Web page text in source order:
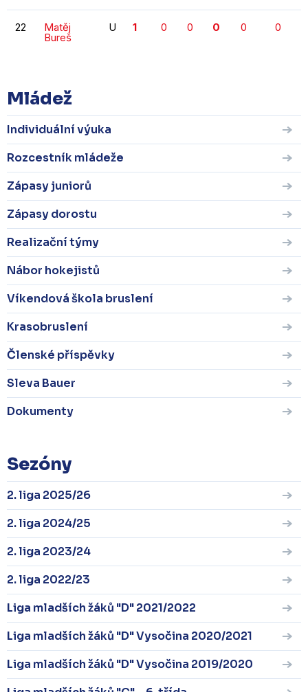
22 Matěj
Bureš
U 1 0 0 0 0 0
Mládež
Individuální výuka
Rozcestník mládeže
Zápasy juniorů
Zápasy dorostu
Realizační týmy
Nábor hokejistů
Víkendová škola bruslení
Krasobruslení
Členské příspěvky
Sleva Bauer
Dokumenty
Sezóny
2. liga 2025/26
2. liga 2024/25
2. liga 2023/24
2. liga 2022/23
Liga mladších žáků "D" 2021/2022
Liga mladších žáků "D" Vysočina 2020/2021
Liga mladších žáků "D" Vysočina 2019/2020